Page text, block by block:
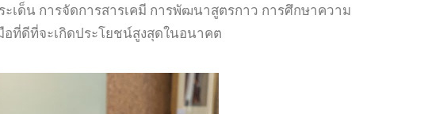
เด็น การจัดการสารเคมี การพัฒนาสูตรกาว การศึกษาความ
อที่ดีที่จะเกิดประโยชน์สูงสุดในอนาคต